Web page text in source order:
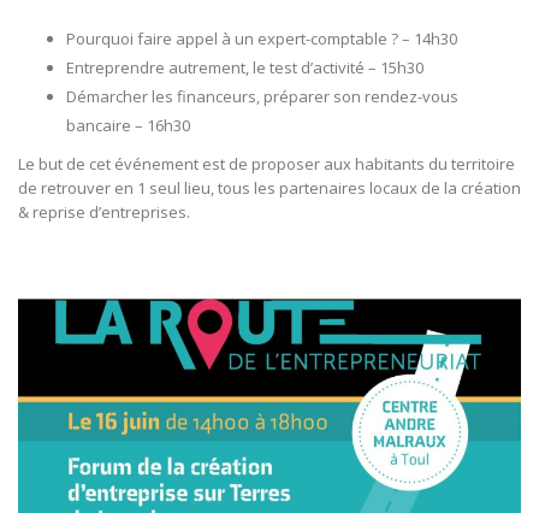
Pourquoi faire appel à un expert-comptable ? – 14h30
Entreprendre autrement, le test d’activité – 15h30
Démarcher les financeurs, préparer son rendez-vous
bancaire – 16h30
Le but de cet événement est de proposer aux habitants du territoire
de retrouver en 1 seul lieu, tous les partenaires locaux de la création
& reprise d’entreprises.